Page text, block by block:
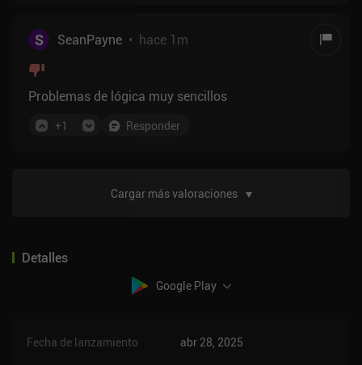
S SeanPayne • hace 1m
Problemas de lógica muy sencillos
+1 Responder
Cargar más valoraciones
Detalles
Google Play
Fecha de lanzamiento abr 28, 2025